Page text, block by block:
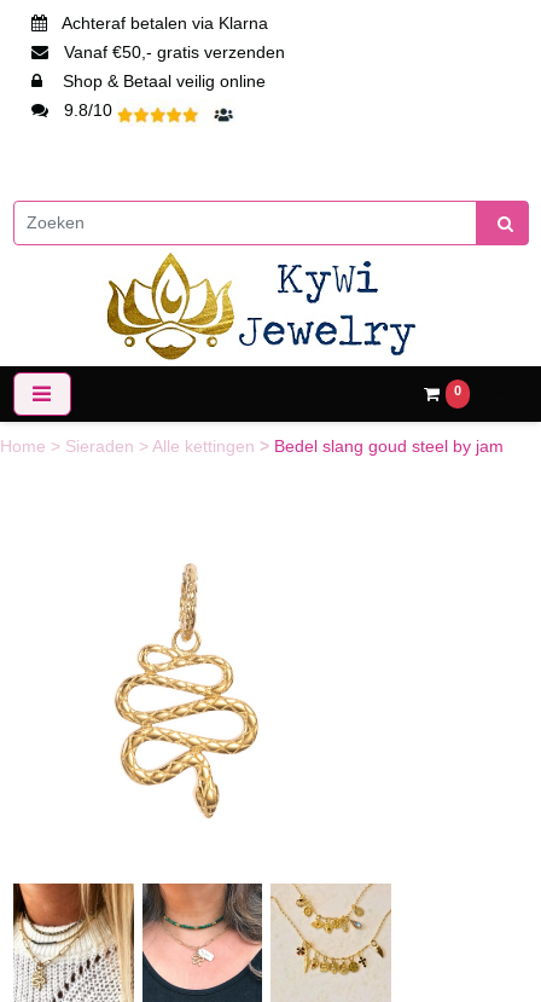
Achteraf betalen via Klarna
Vanaf €50,- gratis verzenden
Shop & Betaal veilig online
9.8/10
0
Home > Sieraden >Alle kettingen > Bedel slang goud steel by jam